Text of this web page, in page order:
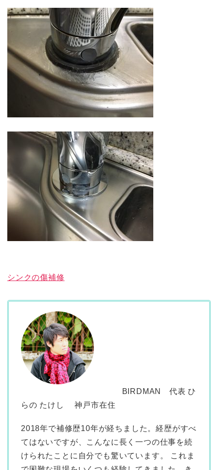
シンクの傷補修
BIRDMAN 代表 ひ
らの たけし 神戸市在住
2018年で補修歴10年が経ちました。経歴がすべ
てはないですが、こんなに長く一つの仕事を続
けられたことに自分でも驚いています。 これま